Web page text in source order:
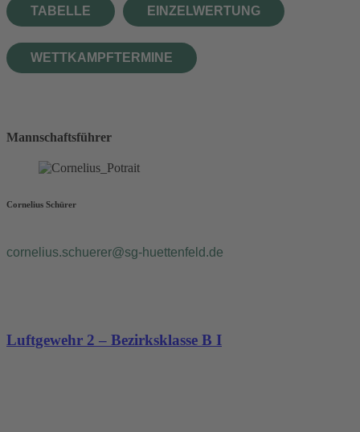
TABELLE EINZELWERTUNG
WETTKAMPFTERMINE
Mannschaftsführer
Cornelius Schürer
cornelius.schuerer@sg-huettenfeld.de
Luftgewehr 2 – Bezirksklasse B I